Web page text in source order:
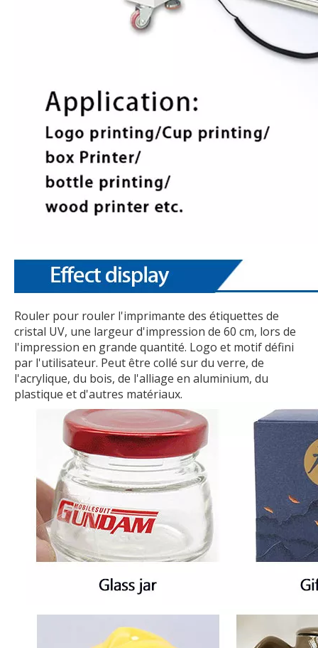
Rouler pour rouler l'imprimante des étiquettes de
cristal UV, une largeur d'impression de 60 cm, lors de
l'impression en grande quantité. Logo et motif défini
par l'utilisateur. Peut être collé sur du verre, de
l'acrylique, du bois, de l'alliage en aluminium, du
plastique et d'autres matériaux.